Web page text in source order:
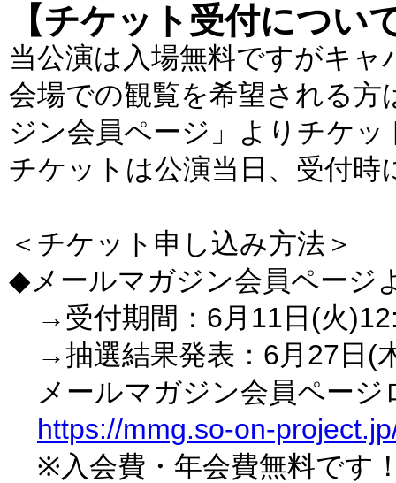
【チケット受付につい
当公演は入場無料ですがキ
会場での観覧を希望される
ジン会員ページ」よりチケ
チケットは公演当日、受付
＜チケット申し込み方法＞
◆メールマガジン会員ページ
→受付期間：6月11日(火
→抽選結果発表：6月27日(
メールマガジン会員ページ
https://mmg.so-on-
※入会費・年会費無料です